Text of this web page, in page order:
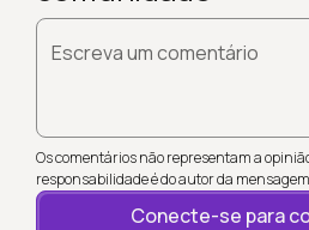
Escreva um comentário
Os comentários não representam a
responsabilidade é do autor da
Conecte-se para